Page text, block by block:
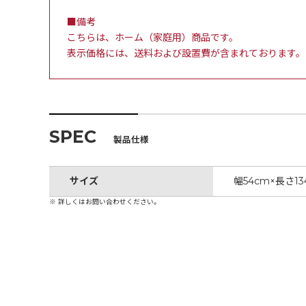
■備考
こちらは、ホーム（家庭用）商品です。
表示価格には、送料および設置費が含まれております。
SPEC 製品仕様
サイズ 幅54cm×長さ
※ 詳しくはお問い合わせください。